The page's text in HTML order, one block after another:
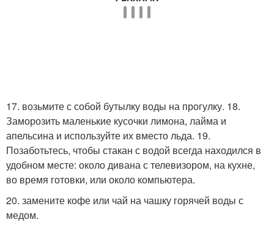
17. возьмите с собой бутылку воды на прогулку. 18.
Заморозить маленькие кусочки лимона, лайма и
апельсина и используйте их вместо льда. 19.
Позаботьтесь, чтобы стакан с водой всегда находился в
удобном месте: около дивана с телевизором, на кухне,
во время готовки, или около компьютера.
20. замените кофе или чай на чашку горячей воды с
медом.